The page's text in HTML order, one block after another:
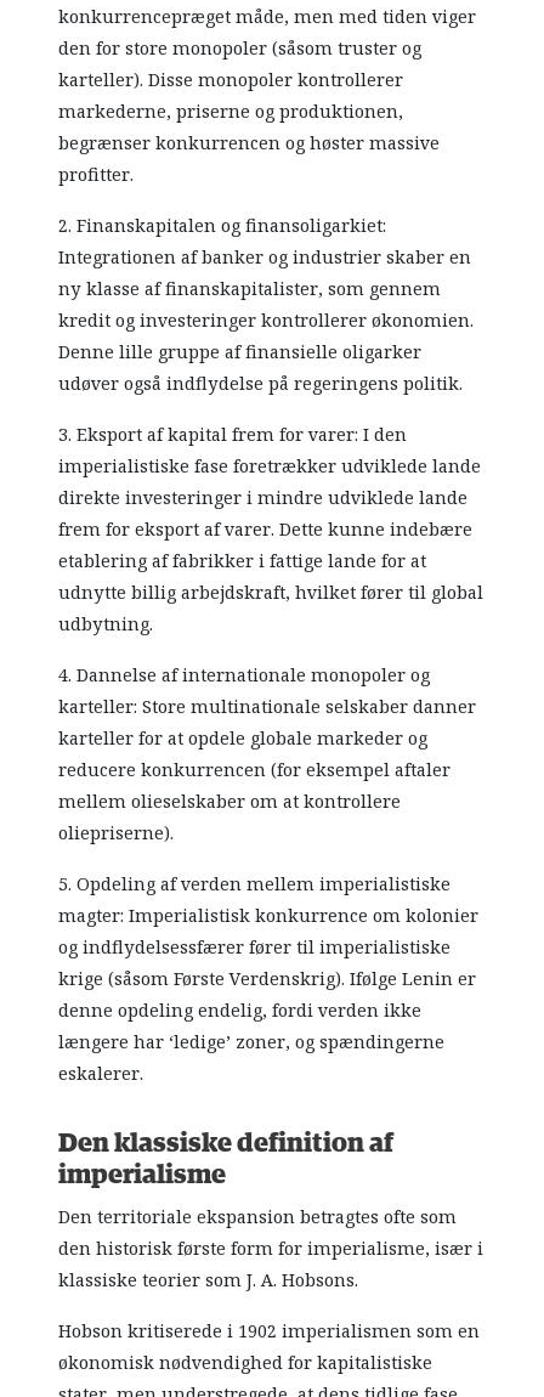
konkurrencepræget måde, men med tiden viger
den for store monopoler (såsom truster og
karteller). Disse monopoler kontrollerer
markederne, priserne og produktionen,
begrænser konkurrencen og høster massive
profitter.
2. Finanskapitalen og finansoligarkiet:
Integrationen af banker og industrier skaber en
ny klasse af finanskapitalister, som gennem
kredit og investeringer kontrollerer økonomien.
Denne lille gruppe af finansielle oligarker
udøver også indflydelse på regeringens politik.
3. Eksport af kapital frem for varer: I den
imperialistiske fase foretrækker udviklede lande
direkte investeringer i mindre udviklede lande
frem for eksport af varer. Dette kunne indebære
etablering af fabrikker i fattige lande for at
udnytte billig arbejdskraft, hvilket fører til global
udbytning.
4. Dannelse af internationale monopoler og
karteller: Store multinationale selskaber danner
karteller for at opdele globale markeder og
reducere konkurrencen (for eksempel aftaler
mellem olieselskaber om at kontrollere
oliepriserne).
5. Opdeling af verden mellem imperialistiske
magter: Imperialistisk konkurrence om kolonier
og indflydelsessfærer fører til imperialistiske
krige (såsom Første Verdenskrig). Ifølge Lenin er
denne opdeling endelig, fordi verden ikke
længere har ‘ledige’ zoner, og spændingerne
eskalerer.
Den klassiske definition af
imperialisme
Den territoriale ekspansion betragtes ofte som
den historisk første form for imperialisme, især i
klassiske teorier som J. A. Hobsons.
Hobson kritiserede i 1902 imperialismen som en
økonomisk nødvendighed for kapitalistiske